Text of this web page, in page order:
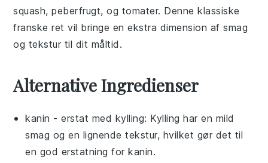
squash,peberfrugt, og tomater. Denne klassiske
franske ret vil bringe en ekstra dimension af smag
og tekstur til dit måltid.
Alternative Ingredienser
kanin - erstat med kylling: Kylling har en mild
smag og en lignende tekstur, hvilket gør det til
en god erstatning for kanin.